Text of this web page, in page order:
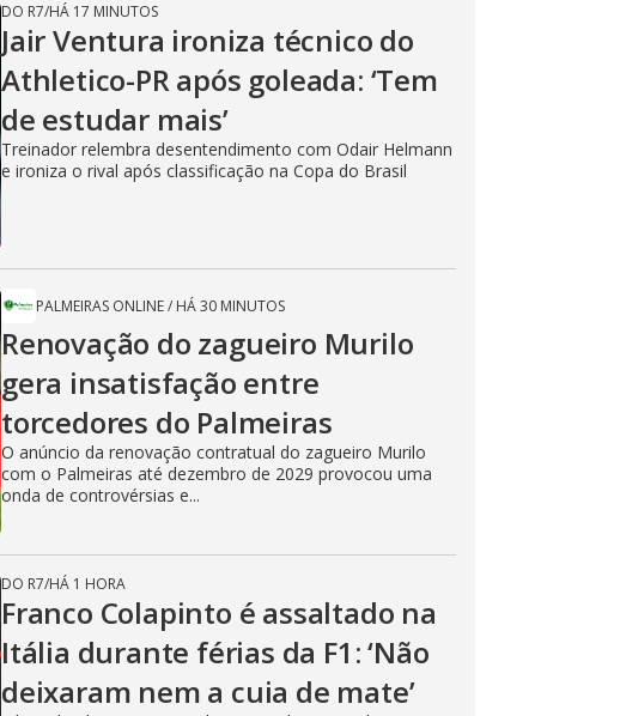
DO R7/HÁ 17 MINUTOS
Jair Ventura ironiza técnico do
Athletico-PR após goleada: ‘Tem
de estudar mais’
Treinador relembra desentendimento com Odair Helmann
e ironiza o rival após classificação na Copa do Brasil
PALMEIRAS ONLINE/ HÁ 30 MINUTOS
Renovação do zagueiro Murilo
gera insatisfação entre
torcedores do Palmeiras
O anúncio da renovação contratual do zagueiro Murilo
com o Palmeiras até dezembro de 2029 provocou uma
onda de controvérsias e...
DO R7/HÁ 1 HORA
Franco Colapinto é assaltado na
Itália durante férias da F1: ‘Não
deixaram nem a cuia de mate’